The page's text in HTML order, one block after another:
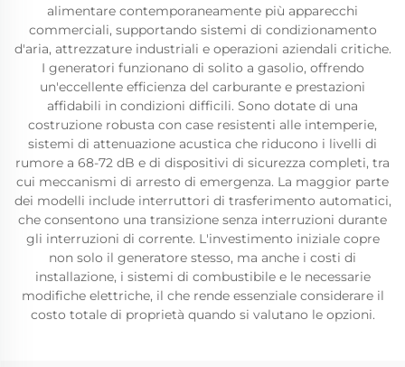
alimentare contemporaneamente più apparecchi
commerciali, supportando sistemi di condizionamento
d'aria, attrezzature industriali e operazioni aziendali critiche.
I generatori funzionano di solito a gasolio, offrendo
un'eccellente efficienza del carburante e prestazioni
affidabili in condizioni difficili. Sono dotate di una
costruzione robusta con case resistenti alle intemperie,
sistemi di attenuazione acustica che riducono i livelli di
rumore a 68-72 dB e di dispositivi di sicurezza completi, tra
cui meccanismi di arresto di emergenza. La maggior parte
dei modelli include interruttori di trasferimento automatici,
che consentono una transizione senza interruzioni durante
gli interruzioni di corrente. L'investimento iniziale copre
non solo il generatore stesso, ma anche i costi di
installazione, i sistemi di combustibile e le necessarie
modifiche elettriche, il che rende essenziale considerare il
costo totale di proprietà quando si valutano le opzioni.